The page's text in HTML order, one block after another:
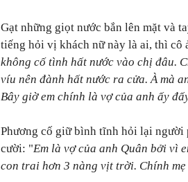
Gạt những giọt nước bắn lên mặt và
tiếng hỏi vị khách nữ này là ai, thì cô
không cố tình hất nước vào chị đâu.
víu nên đành hất nước ra cửa. À mà
Bây giờ em chính là vợ của anh ấy
Phương cố giữ bình tĩnh hỏi lại người
cười: "Em là vợ của anh Quân bởi vì
con trai hơn 3 nàng vịt trời. Chính